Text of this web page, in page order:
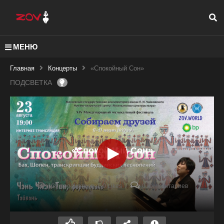
МЕНЮ
Главная Концерты «Спокойный Сон»
ПОДСВЕТКА
«Спокойный Сон»
139 просмотров 0 Likes 0 комментариев